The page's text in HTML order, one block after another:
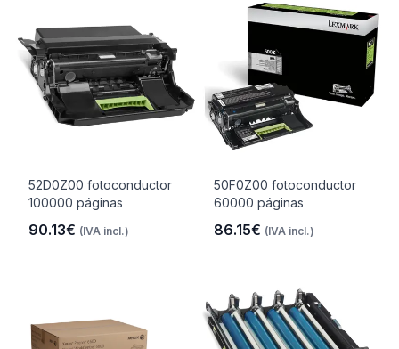
52D0Z00 fotoconductor
100000 páginas
90.13€ (IVA incl.)
50F0Z00 fotoconductor
60000 páginas
86.15€ (IVA incl.)